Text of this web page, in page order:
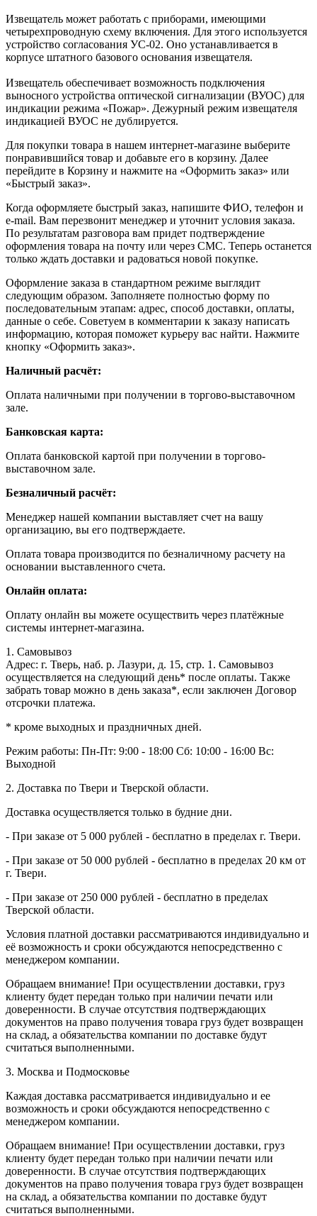
Извещатель может работать с приборами, имеющими
четырехпроводную схему включения. Для этого используется
устройство согласования УС-02. Оно устанавливается в
корпусе штатного базового основания извещателя.
Извещатель обеспечивает возможность подключения
выносного устройства оптической сигнализации (ВУОС) для
индикации режима «Пожар». Дежурный режим извещателя
индикацией ВУОС не дублируется.
Для покупки товара в нашем интернет-магазине выберите
понравившийся товар и добавьте его в корзину. Далее
перейдите в Корзину и нажмите на «Оформить заказ» или
«Быстрый заказ».
Когда оформляете быстрый заказ, напишите ФИО, телефон и
e-mail. Вам перезвонит менеджер и уточнит условия заказа.
По результатам разговора вам придет подтверждение
оформления товара на почту или через СМС. Теперь останется
только ждать доставки и радоваться новой покупке.
Оформление заказа в стандартном режиме выглядит
следующим образом. Заполняете полностью форму по
последовательным этапам: адрес, способ доставки, оплаты,
данные о себе. Советуем в комментарии к заказу написать
информацию, которая поможет курьеру вас найти. Нажмите
кнопку «Оформить заказ».
Наличный расчёт:
Оплата наличными при получении в торгово-выставочном
зале.
Банковская карта:
Оплата банковской картой при получении в торгово-
выставочном зале.
Безналичный расчёт:
Менеджер нашей компании выставляет счет на вашу
организацию, вы его подтверждаете.
Оплата товара производится по безналичному расчету на
основании выставленного счета.
Онлайн оплата:
Оплату онлайн вы можете осуществить через платёжные
системы интернет-магазина.
1. Самовывоз
Адрес: г. Тверь, наб. р. Лазури, д. 15, стр. 1. Самовывоз
осуществляется на следующий день* после оплаты. Также
забрать товар можно в день заказа*, если заключен Договор
отсрочки платежа.
* кроме выходных и праздничных дней.
Режим работы: Пн-Пт: 9:00 - 18:00 Сб: 10:00 - 16:00 Вс:
Выходной
2. Доставка по Твери и Тверской области.
Доставка осуществляется только в будние дни.
- При заказе от 5 000 рублей - бесплатно в пределах г. Твери.
- При заказе от 50 000 рублей - бесплатно в пределах 20 км от
г. Твери.
- При заказе от 250 000 рублей - бесплатно в пределах
Тверской области.
Условия платной доставки рассматриваются индивидуально и
её возможность и сроки обсуждаются непосредственно с
менеджером компании.
Обращаем внимание! При осуществлении доставки, груз
клиенту будет передан только при наличии печати или
доверенности. В случае отсутствия подтверждающих
документов на право получения товара груз будет возвращен
на склад, а обязательства компании по доставке будут
считаться выполненными.
3. Москва и Подмосковье
Каждая доставка рассматривается индивидуально и ее
возможность и сроки обсуждаются непосредственно с
менеджером компании.
Обращаем внимание! При осуществлении доставки, груз
клиенту будет передан только при наличии печати или
доверенности. В случае отсутствия подтверждающих
документов на право получения товара груз будет возвращен
на склад, а обязательства компании по доставке будут
считаться выполненными.